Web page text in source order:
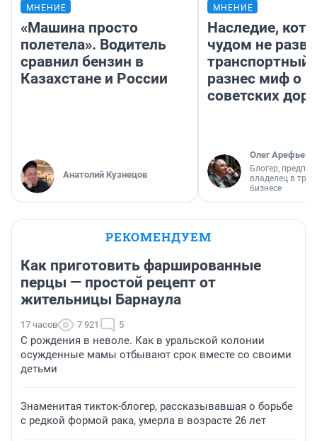
МНЕНИЕ
«Машина просто
полетела». Водитель
сравнил бензин в
Казахстане и России
Анатолий Кузнецов
МНЕНИЕ
Наследие,
чудом не
транспортный
разнес миф о
советских
Олег Арефьев
Блогер,
владелец в
бизнесе
РЕКОМЕНДУЕМ
Как приготовить фаршированные
перцы — простой рецепт от
жительницы Барнаула
17 часов 7 921 5
С рождения в неволе. Как в уральской колонии
осужденные мамы отбывают срок вместе со своими
детьми
Знаменитая тикток-блогер, рассказывавшая о борьбе
с редкой формой рака, умерла в возрасте 26 лет